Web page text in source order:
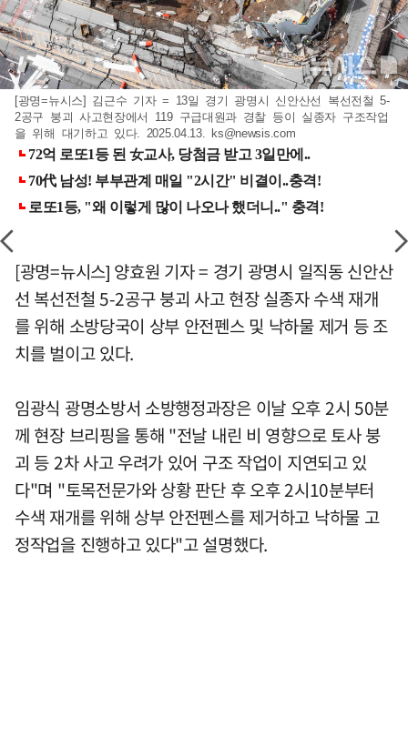
[광명=뉴시스] 김근수 기자 = 13일 경기 광명시 신안산선 복선전철 5-
2공구 붕괴 사고현장에서 119 구급대원과 경찰 등이 실종자 구조작업
을 위해 대기하고 있다. 2025.04.13. ks@newsis.com
[광명=뉴시스] 양효원 기자 = 경기 광명시 일직동 신안산
선 복선전철 5-2공구 붕괴 사고 현장 실종자 수색 재개
를 위해 소방당국이 상부 안전펜스 및 낙하물 제거 등 조
치를 벌이고 있다.
임광식 광명소방서 소방행정과장은 이날 오후 2시 50분
께 현장 브리핑을 통해 "전날 내린 비 영향으로 토사 붕
괴 등 2차 사고 우려가 있어 구조 작업이 지연되고 있
다"며 "토목전문가와 상황 판단 후 오후 2시10분부터
수색 재개를 위해 상부 안전펜스를 제거하고 낙하물 고
정작업을 진행하고 있다"고 설명했다.